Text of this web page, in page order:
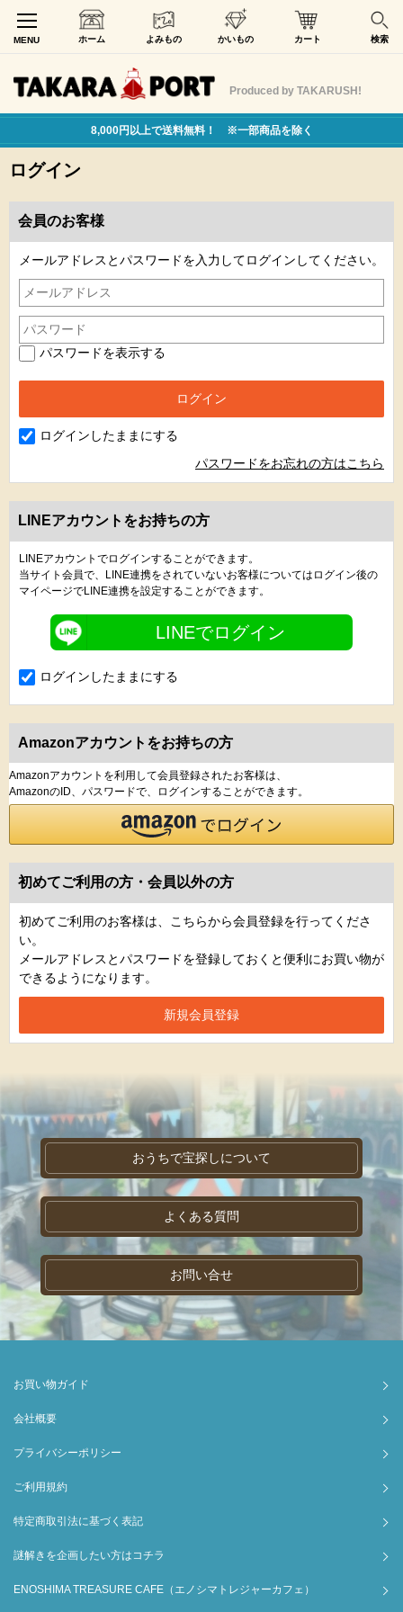
MENU ホーム よみもの かいもの カート 検索
Produced by TAKARUSH!
8,000円以上で送料無料！ ※一部商品を除く
ログイン
会員のお客様
メールアドレスとパスワードを入力してログインしてください。
パスワードを表示する
ログインしたままにする
パスワードをお忘れの方はこちら
LINEアカウントをお持ちの方
LINEアカウントでログインすることができます。
当サイト会員で、LINE連携をされていないお客様についてはログイン後の
マイページでLINE連携を設定することができます。
LINEでログイン
ログインしたままにする
Amazonアカウントをお持ちの方
Amazonアカウントを利用して会員登録されたお客様は、
AmazonのID、パスワードで、ログインすることができます。
初めてご利用の方・会員以外の方
初めてご利用のお客様は、こちらから会員登録を行ってくださ
い。
メールアドレスとパスワードを登録しておくと便利にお買い物が
できるようになります。
おうちで宝探しについて
よくある質問
お問い合せ
お買い物ガイド
会社概要
プライバシーポリシー
ご利用規約
特定商取引法に基づく表記
謎解きを企画したい方はコチラ
ENOSHIMA TREASURE CAFE（エノシマトレジャーカフェ）